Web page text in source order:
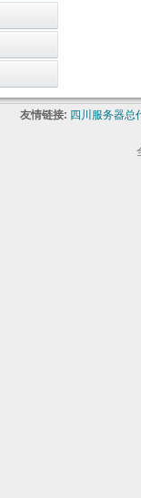
友情链接: 四川服务器总